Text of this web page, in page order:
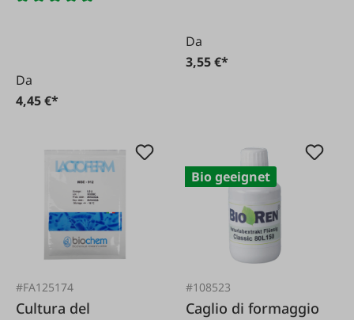
Da
4,45 €*
Da
3,55 €*
#FA125174
Cultura del
Bio geeignet
#108523
Caglio di formaggio